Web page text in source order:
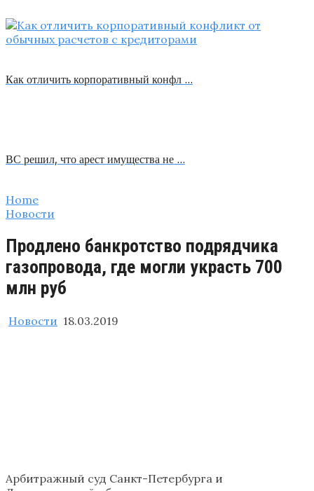
Как отличить корпоративный конфл …
ВС решил, что арест имущества не …
Home
Новости
Продлено банкротство подрядчика
газопровода, где могли украсть 700
млн руб
Новости 18.03.2019
Арбитражный суд Санкт-Петербурга и